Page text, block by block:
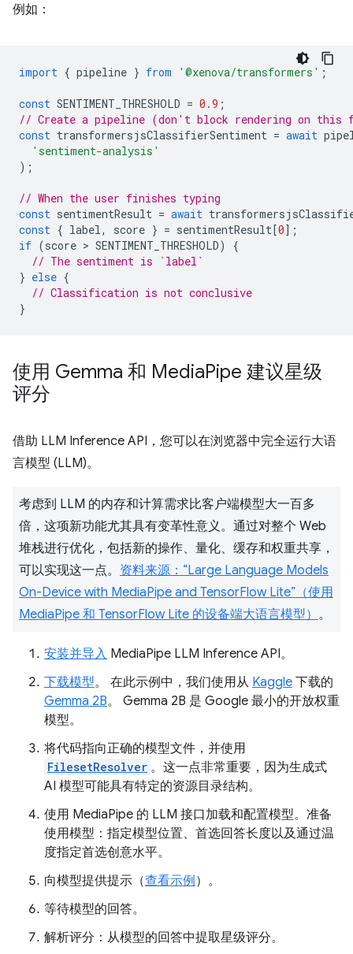
例如：
import { pipeline } from '@xenova/transformers' ;
const SENTIMENT_THRESHOLD = 0.9 ;
// Create a pipeline (don't block rendering on this
const transformersjsClassifierSentiment = await
'sentiment-analysis'
);
// When the user finishes typing
const sentimentResult = await
const { label , score } = sentimentResult[0];
if (score > SENTIMENT_THRESHOLD)
{
// The sentiment is `label`
} else {
// Classification is not conclusive
}
使用 Gemma 和 MediaPipe 建议星级
评分
借助 LLM Inference API，您可以在浏览器中完全运行大语
言模型 (LLM)。
考虑到 LLM 的内存和计算需求比客户端模型大一百多
倍，这项新功能尤其具有变革性意义。通过对整个 Web
堆栈进行优化，包括新的操作、量化、缓存和权重共享，
可以实现这一点。 资料来源：“Large Language Models
On-Device with MediaPipe and TensorFlow Lite”（使用
MediaPipe 和 TensorFlow Lite 的设备端大语言模型） 。
安装并导入 MediaPipe LLM Inference API。
下载模型。 在此示例中，我们使用从 Kaggle 下载的
Gemma 2B。 Gemma 2B 是 Google 最小的开放权重
模型。
将代码指向正确的模型文件，并使用
FilesetResolver 。这一点非常重要，因为生成式
AI 模型可能具有特定的资源目录结构。
使用 MediaPipe 的 LLM 接口加载和配置模型。准备
使用模型：指定模型位置、首选回答长度以及通过温
度指定首选创意水平。
向模型提供提示（查看示例）。
等待模型的回答。
解析评分：从模型的回答中提取星级评分。